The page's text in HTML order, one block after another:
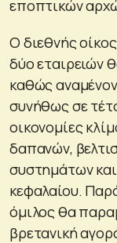
εποπτικών
Ο διεθνής
δύο εταιρειών
καθώς
συνήθως σε
οικονομίες
δαπανών,
συστημάτων και
κεφαλαίου.
όμιλος θα
βρετανική